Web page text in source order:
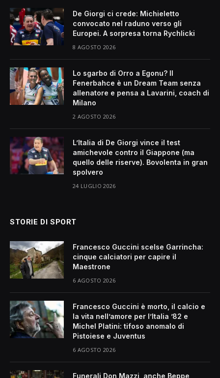
De Giorgi ci crede: Michieletto
convocato nel raduno verso gli
Europei. A sorpresa torna Rychlicki
8 AGOSTO 2026
Lo sgarbo di Orro a Egonu? Il
Fenerbahce è un Dream Team senza
allenatore e pensa a Lavarini, coach di
Milano
2 AGOSTO 2026
L’Italia di De Giorgi vince il test
amichevole contro il Giappone (ma
quello delle riserve). Bovolenta in gran
spolvero
24 LUGLIO 2026
STORIE DI SPORT
Francesco Guccini scelse Garrincha:
cinque calciatori per capire il
Maestrone
6 AGOSTO 2026
Francesco Guccini è morto, il calcio e
la vita nell’amore per l’Italia ’82 e
Michel Platini: tifoso anomalo di
Pistoiese e Juventus
6 AGOSTO 2026
Funerali Don Mazzi, anche Beppe